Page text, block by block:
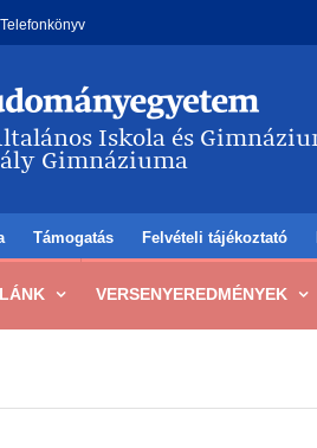
Telefonkönyv
Támogatás Felvételi tájékoztató
VERSENYEREDMÉNYEK